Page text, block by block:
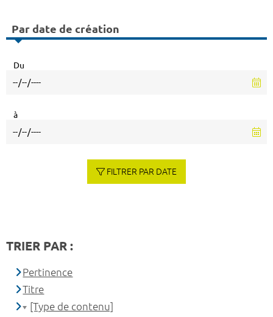
Par date de création
Du
à
FILTRER PAR DATE
TRIER PAR :
Pertinence
Titre
[Type de contenu]